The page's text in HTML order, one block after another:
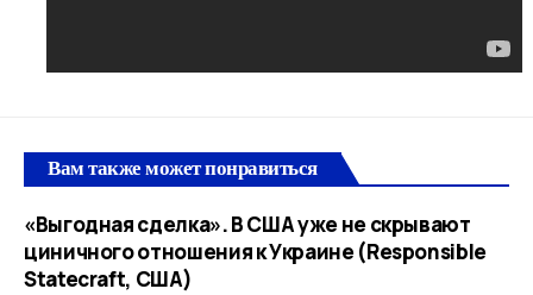
Вам также может понравиться
«Выгодная сделка». В США уже не скрывают
циничного отношения к Украине (Responsible
Statecraft, США)